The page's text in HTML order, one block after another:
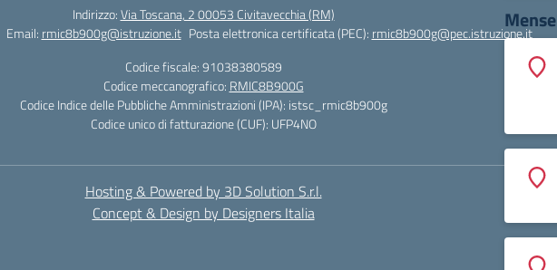
Mense
Indirizzo:Via Toscana, 2 00053 Civitavecchia (RM)
Email: rmic8b900g@istruzione.it Posta elettronica certificata (PEC): rmic8b900g@pec.istruzione.it
Codice fiscale: 91038380589
Codice meccanografico: RMIC8B900G
Codice Indice delle Pubbliche Amministrazioni (IPA): istsc_rmic8b900g
Codice unico di fatturazione (CUF): UFP4NO
Hosting & Powered by 3D Solution S.r.l.
Concept & Design by Designers Italia